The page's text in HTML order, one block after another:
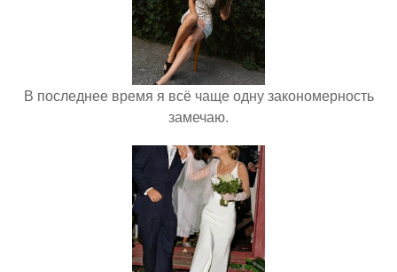
В последнее время я всё чаще одну закономерность
замечаю.